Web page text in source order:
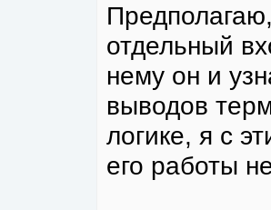
отдельный
нему он и
выводов
логике, я с
его работы